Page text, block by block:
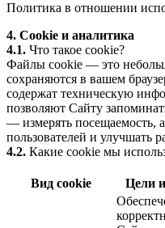
Политика в отношении
4. Cookie и аналитика
4.1. Что такое cookie?
Файлы cookie — это
сохраняются в вашем
содержат техническую
позволяют Сайту
— измерять посещаемость,
пользователей и улучшать
4.2. Какие cookie мы
Вид cookie Цели